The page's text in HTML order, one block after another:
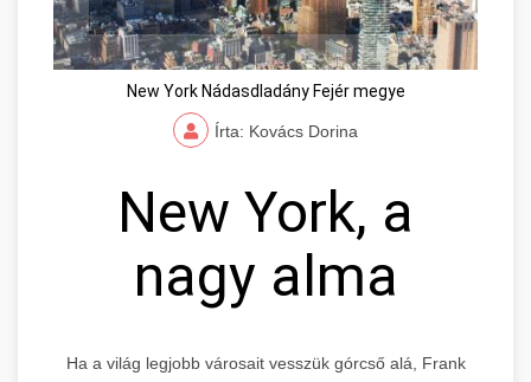
New York Nádasdladány Fejér megye
Írta: Kovács Dorina
New York, a
nagy alma
Ha a világ legjobb városait vesszük górcső alá, Frank